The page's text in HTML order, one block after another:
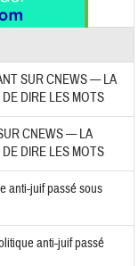
SUR CNEWS — LA
DIRE LES MOTS
CNEWS — LA
DIRE LES MOTS
anti-juif passé sous
anti-juif passé